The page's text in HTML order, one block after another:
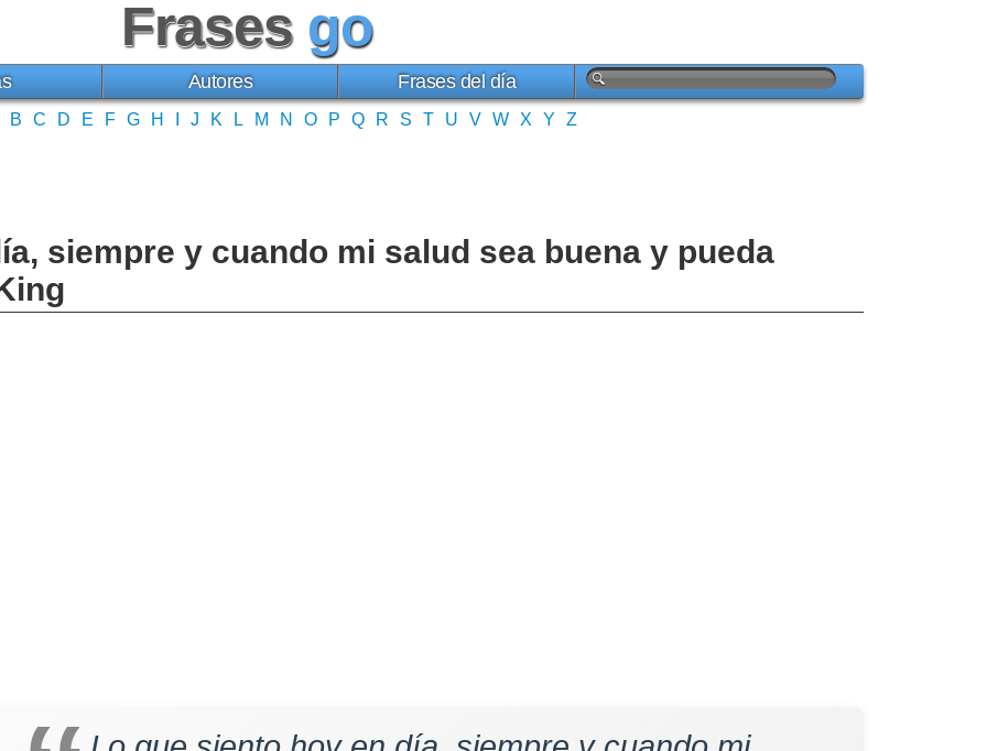
Frases go
Autores Frases del día
B C D E F G H J K L M N O P Q R S T U V W X Y Z
siempre y cuando mi salud sea buena y pueda